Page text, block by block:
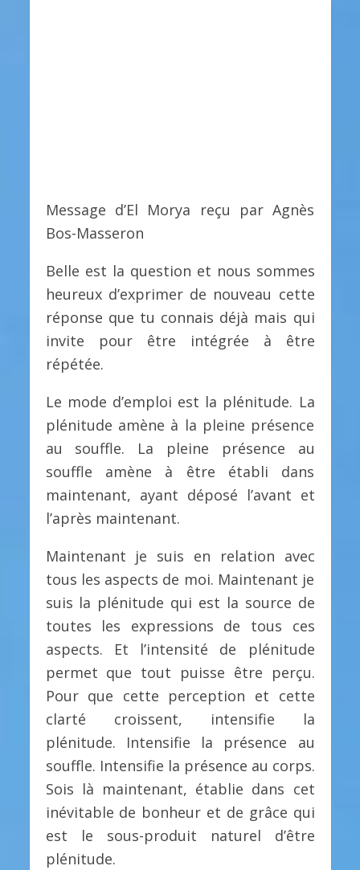
Message d’El Morya reçu par Agnès
Bos-Masseron
Belle est la question et nous sommes
heureux d’exprimer de nouveau cette
réponse que tu connais déjà mais qui
invite pour être intégrée à être
répétée.
Le mode d’emploi est la plénitude. La
plénitude amène à la pleine présence
au souffle. La pleine présence au
souffle amène à être établi dans
maintenant, ayant déposé l’avant et
l’après maintenant.
Maintenant je suis en relation avec
tous les aspects de moi. Maintenant je
suis la plénitude qui est la source de
toutes les expressions de tous ces
aspects. Et l’intensité de plénitude
permet que tout puisse être perçu.
Pour que cette perception et cette
clarté croissent, intensifie la
plénitude. Intensifie la présence au
souffle. Intensifie la présence au corps.
Sois là maintenant, établie dans cet
inévitable de bonheur et de grâce qui
est le sous-produit naturel d’être
plénitude.